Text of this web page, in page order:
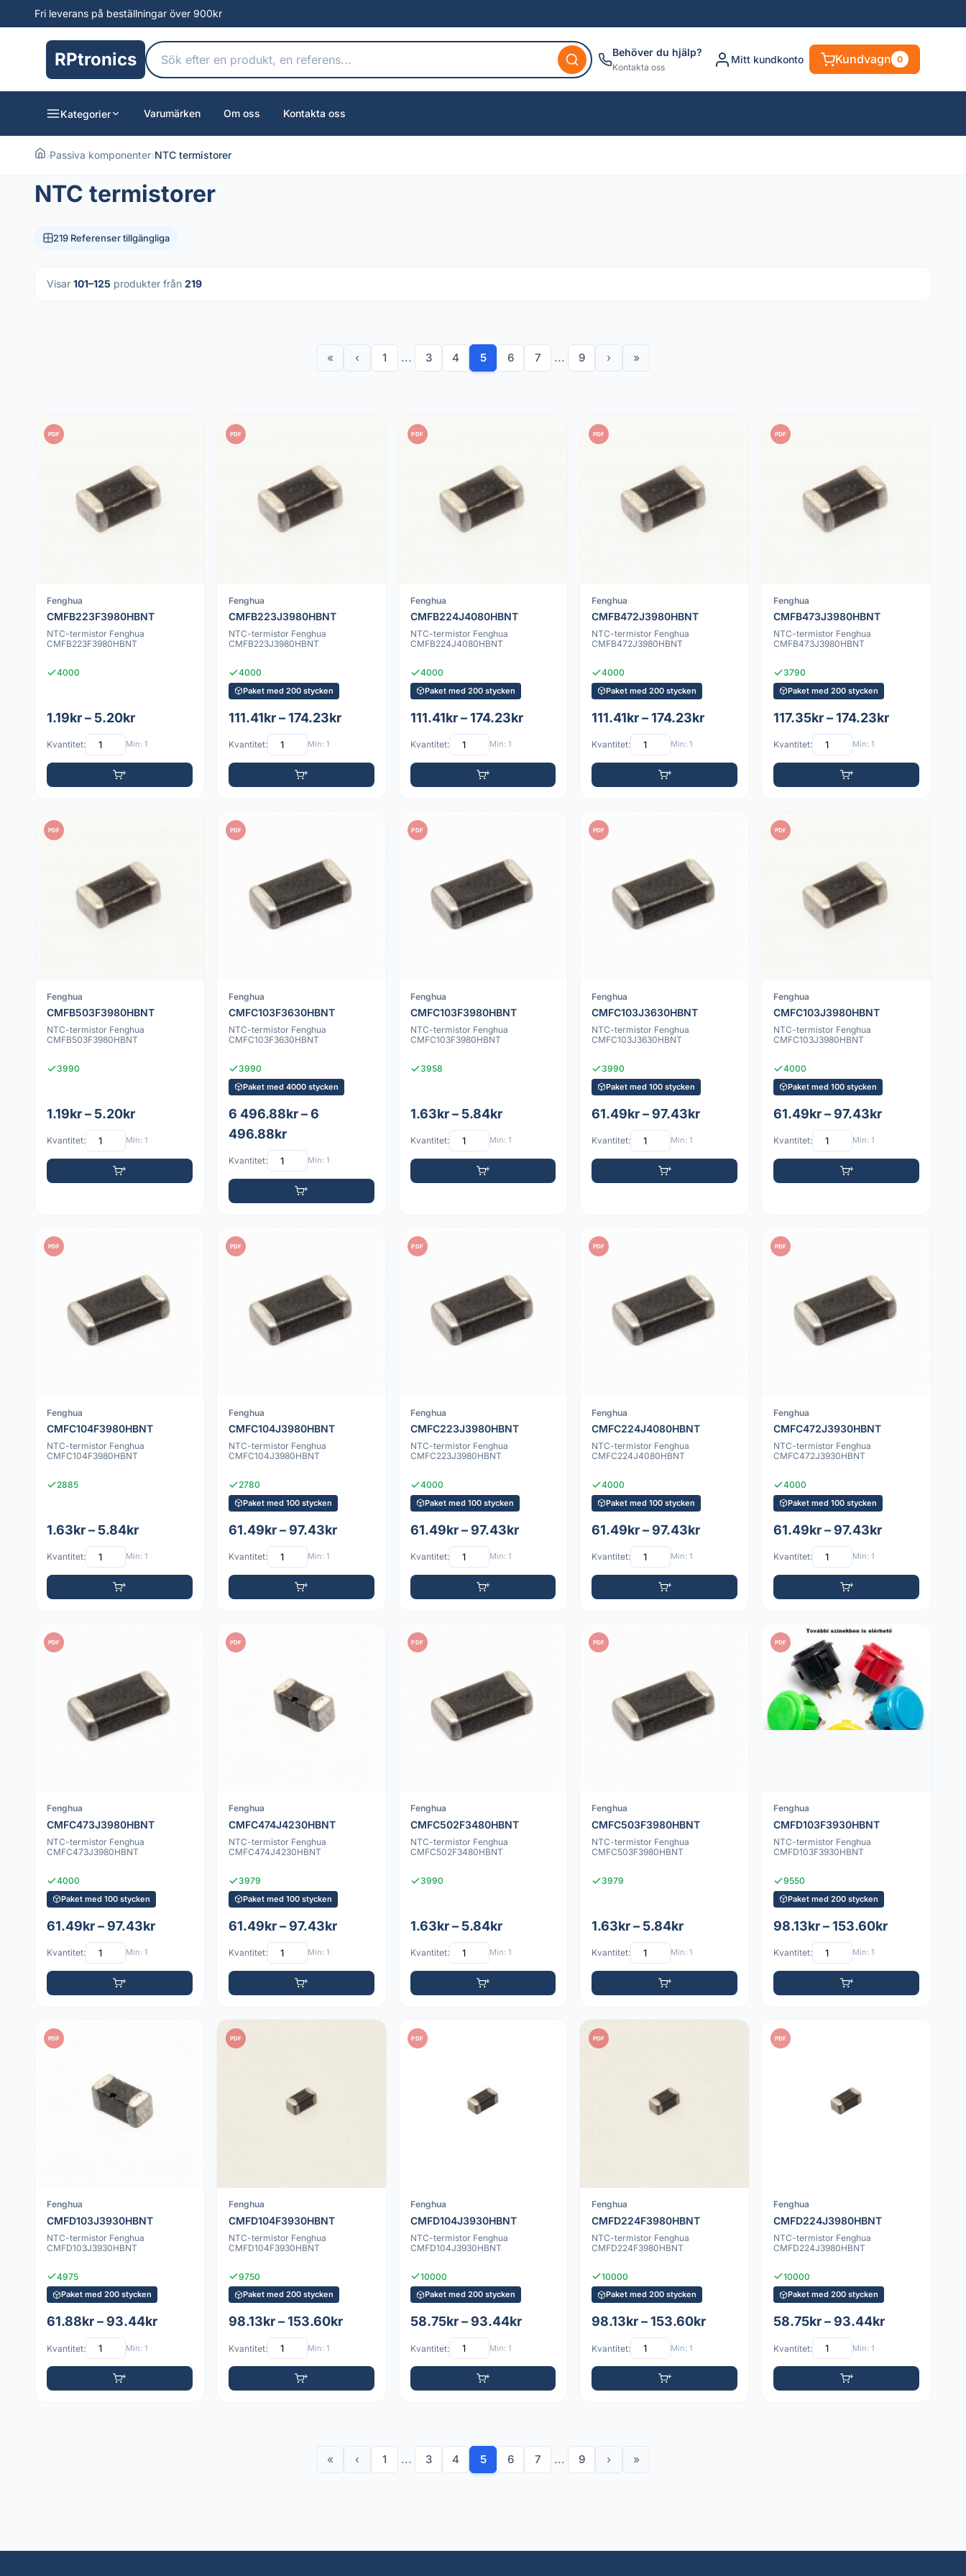
Fri leverans på beställningar över 900kr
RPtronics Behöver du hjälp?
Kontakta oss
Mitt kundkonto Kundvagn 0
Kategorier Varumärken Om oss Kontakta oss
›Passiva komponenter›NTC termistorer
NTC termistorer
219 Referenser tillgängliga
Visar 101–125 produkter från 219
« ‹ 1 ... 3 4 5 6 7 ... 9 › »
PDF
Fenghua
CMFB223F3980HBNT
NTC-termistor Fenghua
CMFB223F3980HBNT
4000
1.19kr – 5.20kr
Kvantitet: Min: 1
PDF
Fenghua
CMFB223J3980HBNT
NTC-termistor Fenghua
CMFB223J3980HBNT
4000
Paket med 200 stycken
111.41kr – 174.23kr
Kvantitet: Min: 1
PDF
Fenghua
CMFB224J4080HBNT
NTC-termistor Fenghua
CMFB224J4080HBNT
4000
Paket med 200 stycken
111.41kr – 174.23kr
Kvantitet: Min: 1
PDF
Fenghua
CMFB472J3980HBNT
NTC-termistor Fenghua
CMFB472J3980HBNT
4000
Paket med 200 stycken
111.41kr – 174.23kr
Kvantitet: Min: 1
PDF
Fenghua
CMFB473J3980HBNT
NTC-termistor Fenghua
CMFB473J3980HBNT
3790
Paket med 200 stycken
117.35kr – 174.23kr
Kvantitet: Min: 1
PDF
Fenghua
CMFB503F3980HBNT
NTC-termistor Fenghua
CMFB503F3980HBNT
3990
1.19kr – 5.20kr
Kvantitet: Min: 1
PDF
Fenghua
CMFC103F3630HBNT
NTC-termistor Fenghua
CMFC103F3630HBNT
3990
Paket med 4000 stycken
6 496.88kr – 6
496.88kr
Kvantitet: Min: 1
PDF
Fenghua
CMFC103F3980HBNT
NTC-termistor Fenghua
CMFC103F3980HBNT
3958
1.63kr – 5.84kr
Kvantitet: Min: 1
PDF
Fenghua
CMFC103J3630HBNT
NTC-termistor Fenghua
CMFC103J3630HBNT
3990
Paket med 100 stycken
61.49kr – 97.43kr
Kvantitet: Min: 1
PDF
Fenghua
CMFC103J3980HBNT
NTC-termistor Fenghua
CMFC103J3980HBNT
4000
Paket med 100 stycken
61.49kr – 97.43kr
Kvantitet: Min: 1
PDF
Fenghua
CMFC104F3980HBNT
NTC-termistor Fenghua
CMFC104F3980HBNT
2885
1.63kr – 5.84kr
Kvantitet: Min: 1
PDF
Fenghua
CMFC104J3980HBNT
NTC-termistor Fenghua
CMFC104J3980HBNT
2780
Paket med 100 stycken
61.49kr – 97.43kr
Kvantitet: Min: 1
PDF
Fenghua
CMFC223J3980HBNT
NTC-termistor Fenghua
CMFC223J3980HBNT
4000
Paket med 100 stycken
61.49kr – 97.43kr
Kvantitet: Min: 1
PDF
Fenghua
CMFC224J4080HBNT
NTC-termistor Fenghua
CMFC224J4080HBNT
4000
Paket med 100 stycken
61.49kr – 97.43kr
Kvantitet: Min: 1
PDF
Fenghua
CMFC472J3930HBNT
NTC-termistor Fenghua
CMFC472J3930HBNT
4000
Paket med 100 stycken
61.49kr – 97.43kr
Kvantitet: Min: 1
PDF
Fenghua
CMFC473J3980HBNT
NTC-termistor Fenghua
CMFC473J3980HBNT
4000
Paket med 100 stycken
61.49kr – 97.43kr
Kvantitet: Min: 1
PDF
Fenghua
CMFC474J4230HBNT
NTC-termistor Fenghua
CMFC474J4230HBNT
3979
Paket med 100 stycken
61.49kr – 97.43kr
Kvantitet: Min: 1
PDF
Fenghua
CMFC502F3480HBNT
NTC-termistor Fenghua
CMFC502F3480HBNT
3990
1.63kr – 5.84kr
Kvantitet: Min: 1
PDF
Fenghua
CMFC503F3980HBNT
NTC-termistor Fenghua
CMFC503F3980HBNT
3979
1.63kr – 5.84kr
Kvantitet: Min: 1
PDF
Fenghua
CMFD103F3930HBNT
NTC-termistor Fenghua
CMFD103F3930HBNT
9550
Paket med 200 stycken
98.13kr – 153.60kr
Kvantitet: Min: 1
PDF
Fenghua
CMFD103J3930HBNT
NTC-termistor Fenghua
CMFD103J3930HBNT
4975
Paket med 200 stycken
61.88kr – 93.44kr
Kvantitet: Min: 1
PDF
Fenghua
CMFD104F3930HBNT
NTC-termistor Fenghua
CMFD104F3930HBNT
9750
Paket med 200 stycken
98.13kr – 153.60kr
Kvantitet: Min: 1
PDF
Fenghua
CMFD104J3930HBNT
NTC-termistor Fenghua
CMFD104J3930HBNT
10000
Paket med 200 stycken
58.75kr – 93.44kr
Kvantitet: Min: 1
PDF
Fenghua
CMFD224F3980HBNT
NTC-termistor Fenghua
CMFD224F3980HBNT
10000
Paket med 200 stycken
98.13kr – 153.60kr
Kvantitet: Min: 1
PDF
Fenghua
CMFD224J3980HBNT
NTC-termistor Fenghua
CMFD224J3980HBNT
10000
Paket med 200 stycken
58.75kr – 93.44kr
Kvantitet: Min: 1
« ‹ 1 ... 3 4 5 6 7 ... 9 › »